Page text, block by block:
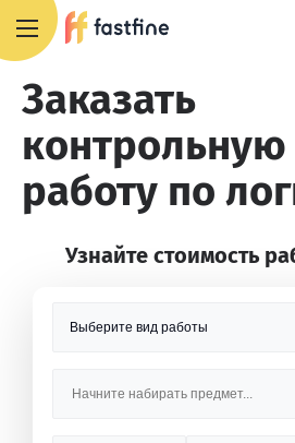
Заказать
контрольную
работу по
Узнайте стоимость